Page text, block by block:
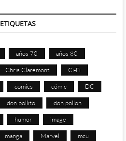
ETIQUETAS
años 70 años 80
Chris Claremont Ci-Fi
comics cómic DC
don pollito don pollon
humor image
manga Marvel mcu